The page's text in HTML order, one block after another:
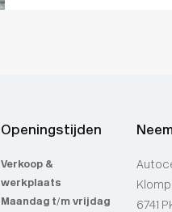
Openingstijden
Verkoop &
werkplaats
Maandag t/m vrijdag
6741